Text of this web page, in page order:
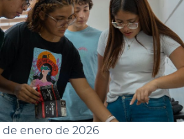
de enero de 2026